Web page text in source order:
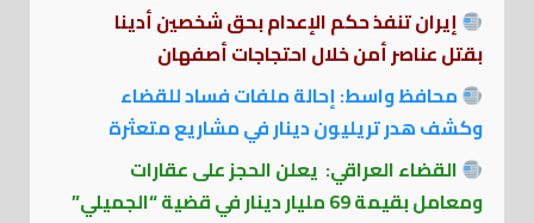
إيران تنفذ حكم الإعدام بحق شخصين أدينا
بقتل عناصر أمن خلال احتجاجات أصفهان
محافظ واسط: إحالة ملفات فساد للقضاء
وكشف هدر تريليون دينار في مشاريع متعثرة
القضاء العراقي: يعلن الحجز على عقارات
ومعامل بقيمة 69 مليار دينار في قضية “الجميلي”